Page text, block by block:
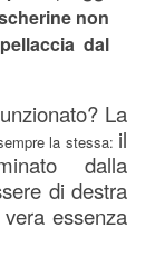
non
dal
La
la stessa: il
dalla
di destra
essenza